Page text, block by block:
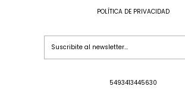
POLÍTICA DE PRIVACIDAD
5493413445630